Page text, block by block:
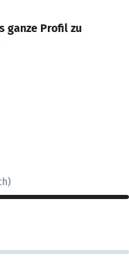
ganze Profil zu